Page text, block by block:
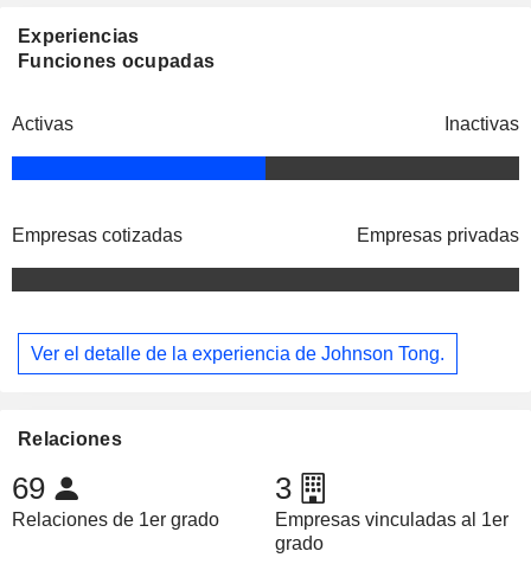
Experiencias
Funciones ocupadas
Activas Inactivas
Empresas cotizadas Empresas privadas
Ver el detalle de la experiencia de Johnson Tong.
Relaciones
69
Relaciones de 1er grado
3
Empresas vinculadas al 1er
grado